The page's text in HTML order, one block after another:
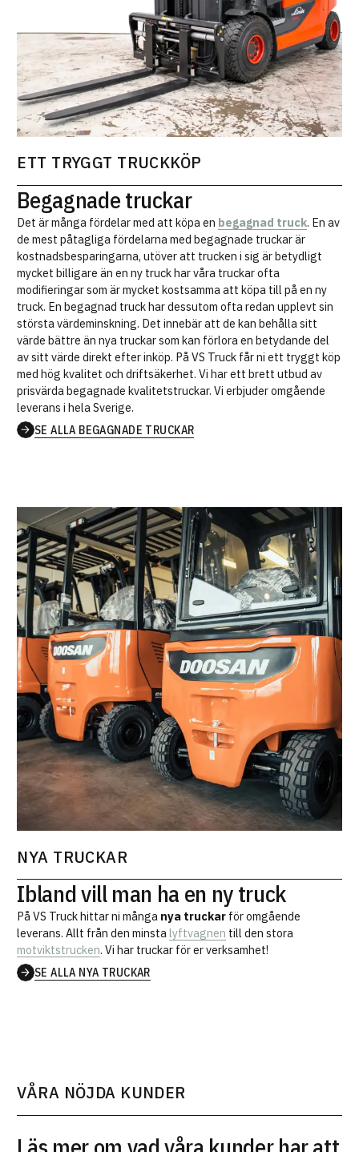
ETT TRYGGT TRUCKKÖP
Begagnade truckar
Det är många fördelar med att köpa en begagnad truck. En av
de mest påtagliga fördelarna med begagnade truckar är
kostnadsbesparingarna, utöver att trucken i sig är betydligt
mycket billigare än en ny truck har våra truckar ofta
modifieringar som är mycket kostsamma att köpa till på en ny
truck. En begagnad truck har dessutom ofta redan upplevt sin
största värdeminskning. Det innebär att de kan behålla sitt
värde bättre än nya truckar som kan förlora en betydande del
av sitt värde direkt efter inköp. På VS Truck får ni ett tryggt köp
med hög kvalitet och driftsäkerhet. Vi har ett brett utbud av
prisvärda begagnade kvalitetstruckar. Vi erbjuder omgående
leverans i hela Sverige.
SE ALLA BEGAGNADE TRUCKAR
NYA TRUCKAR
Ibland vill man ha en ny truck
På VS Truck hittar ni många nya truckar för omgående
leverans. Allt från den minsta lyftvagnen till den stora
motviktstrucken. Vi har truckar för er verksamhet!
SE ALLA NYA TRUCKAR
VÅRA NÖJDA KUNDER